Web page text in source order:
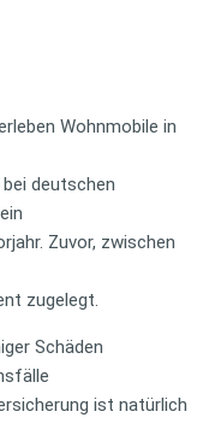
Wohnmobile in
deutschen
Zuvor, zwischen
zugelegt.
Schäden
ist natürlich